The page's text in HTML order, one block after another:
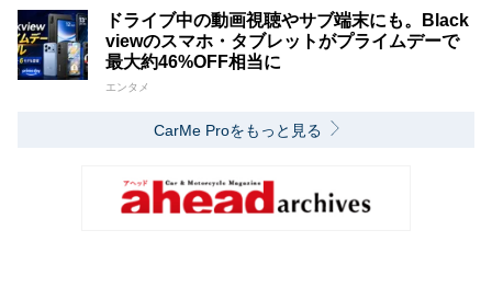
ドライブ中の動画視聴やサブ端末にも。Black
viewのスマホ・タブレットがプライムデーで
最大約46%OFF相当に
エンタメ
CarMe Proをもっと見る